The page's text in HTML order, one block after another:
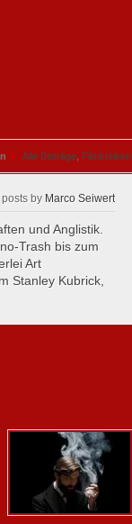
» Alle Beiträge Filmkritiken
by Marco Seiwert
und Anglistik.
Trash bis zum
Art
Stanley Kubrick,